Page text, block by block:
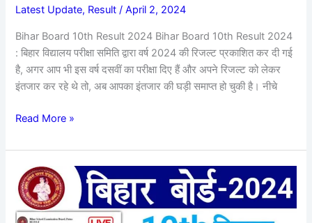
Latest Update, Result /April 2, 2024
Bihar Board 10th Result 2024 Bihar Board 10th Result 2024
: बिहार विद्यालय परीक्षा समिति द्वारा वर्ष 2024 की रिजल्ट प्रकाशित कर दी गई
है, अगर आप भी इस वर्ष दसवीं का परीक्षा दिए हैं और अपने रिजल्ट को लेकर
इंतजार कर रहे थे तो, अब आपका इंतजार की घड़ी समाप्त हो चुकी है। नीचे
जारी
चेक
और
डाउनलोड
करे?
Read More »
Bihar
Board
10th